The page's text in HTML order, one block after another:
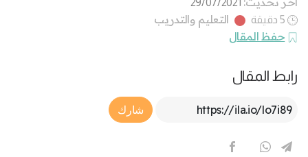
29/07/2021
5 دقيقة
التعليم والتدريب
حفظ المقال
رابط المقال
Article Link
شارك